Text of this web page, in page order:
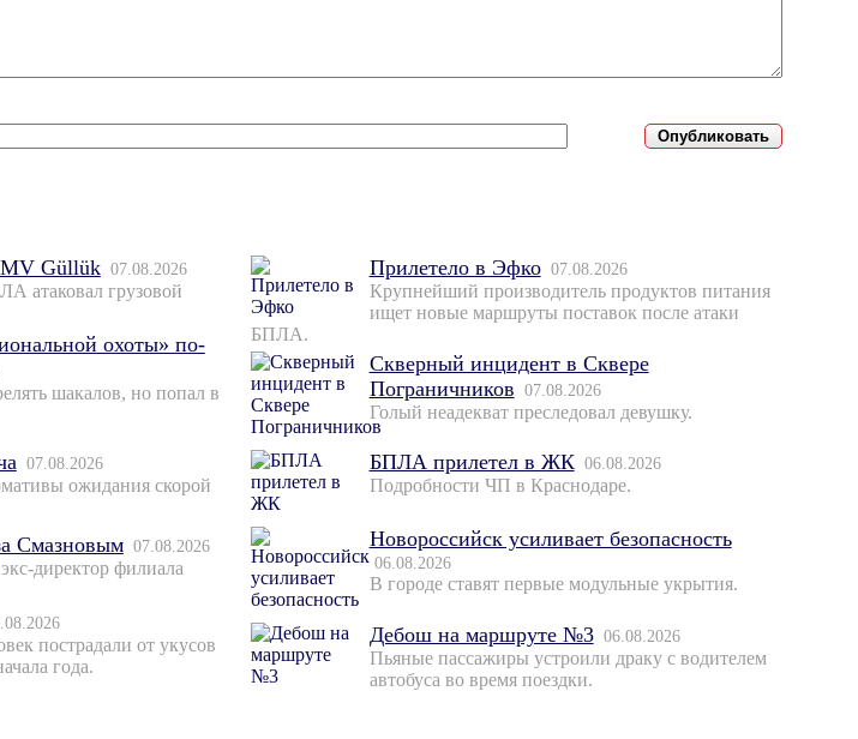
MV Güllük 07.08.2026
атаковал грузовой
охоты» по-
шакалов, но попал в
07.08.2026
ожидания скорой
Смазновым 07.08.2026
директор филиала
пострадали от укусов
года.
Прилетело в Эфко 07.08.2026
Крупнейший производитель продуктов питания
ищет новые маршруты поставок после атаки
БПЛА.
Скверный инцидент в Сквере
Пограничников 07.08.2026
Голый неадекват преследовал девушку.
БПЛА прилетел в ЖК 06.08.2026
Подробности ЧП в Краснодаре.
Новороссийск усиливает безопасность
06.08.2026
В городе ставят первые модульные укрытия.
Дебош на маршруте №3 06.08.2026
Пьяные пассажиры устроили драку с водителем
автобуса во время поездки.